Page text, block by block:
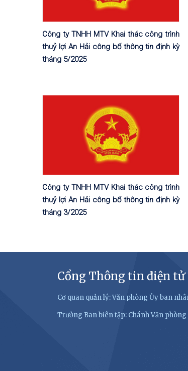
Công ty TNHH MTV Khai thác công trình
thuỷ lợi An Hải công bố thông tin định kỳ
tháng 5/2025
Công ty TNHH MTV Khai thác công trình
thuỷ lợi An Hải công bố thông tin định kỳ
tháng 3/2025
Cổng Thông tin điện
Cơ quan quản lý: Văn phòng Ủy ban
Trưởng Ban biên tập: Chánh Văn phòng